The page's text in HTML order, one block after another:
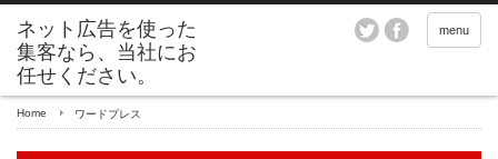
menu
Home ワードプレス